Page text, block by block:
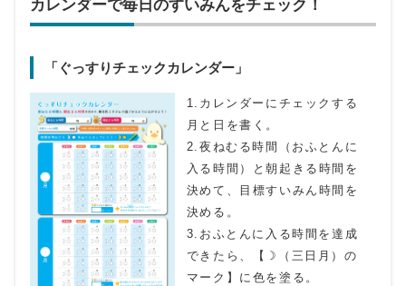
カレンダーで毎日のすいみんをチェック！
「ぐっすりチェックカレンダー」
1.カレンダーにチェックする
月と日を書く。
2.夜ねむる時間（おふとんに
入る時間）と朝起きる時間を
決めて、目標すいみん時間を
決める。
3.おふとんに入る時間を達成
できたら、【☽（三日月）の
マーク】に色を塗る。